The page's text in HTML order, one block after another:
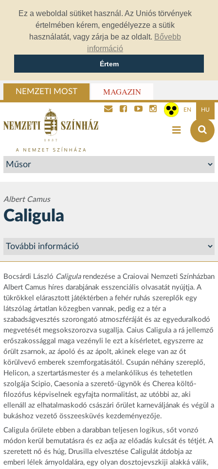
Ez a weboldal sütiket használ. Az Uniós törvények
értelmében kérem, engedélyezze a sütik
használatát, vagy zárja be az oldalt. Bővebb
információ
Értem
NEMZETI MOST MAGAZIN
EN HU
Albert Camus
Caligula
Bocsárdi László Caligula rendezése a Craiovai Nemzeti Színházban
Albert Camus híres darabjának esszenciális olvasatát nyújtja. A
tükrökkel elárasztott játéktérben a fehér ruhás szereplők egy
látszólag ártatlan közegben vannak, pedig ez a tér a
szabadságvesztés szorongató atmoszféráját és az egyeduralkodó
megvetését megsokszorozva sugallja. Caius Caligula a rá jellemző
erőszakossággal maga vezényli le ezt a kísérletet, egyszerre az
őrült zsarnok, az ápoló és az ápolt, akinek elege van az őt
körülvevő emberek szemforgatásától. Csupán néhány szereplő,
Helicon, a szertartásmester és a melankólikus és tehetetlen
szolgája Scipio, Caesonia a szerető-ügynök és Cherea költő-
filozófus képviselnek egyfajta normalitást, az utóbbi az, aki
ellenáll az elhatalmaskodó császári őrület karneváljának és végül a
bukáshoz vezető összeesküvés kezdeményezője.
Caligula őrülete ebben a darabban teljesen logikus, sőt vonzó
módon kerül bemutatásra és ez adja az előadás kulcsát és tétjét. A
szeretett nő és húg, Drusilla elvesztése Caligulát átdobja az
emberi lélek árnyoldalára, egy olyan dosztojevszkiji alakká válik,